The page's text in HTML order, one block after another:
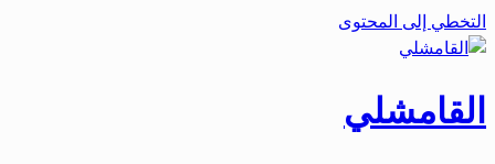
التخطي إلى المحتوى
القامشلي